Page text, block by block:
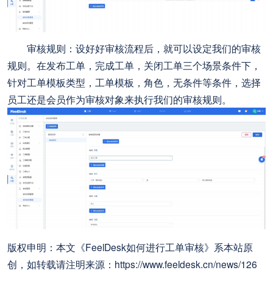
审核规则：设好好审核流程后，就可以设定我们的审核
规则。在发布工单，完成工单，关闭工单三个场景条件下，
针对工单模板类型，工单模板，角色，无条件等条件，选择
员工还是会员作为审核对象来执行我们的审核规则。
版权申明：本文《FeelDesk如何进行工单审核》系本站原
创，如转载请注明来源：https://www.feeldesk.cn/news/126